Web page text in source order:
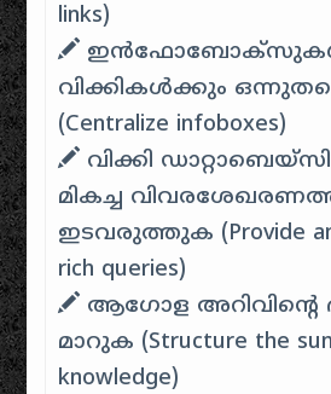
links)
ഇൻഫോബോക്സുകൾ
വിക്കികൾക്കും
(Centralize infoboxes)
വിക്കി
മികച്ച
ഇടവരുത്തുക (Provide an
rich queries)
ആഗോള അറിവിന്റെ
മാറുക (Structure the
knowledge)